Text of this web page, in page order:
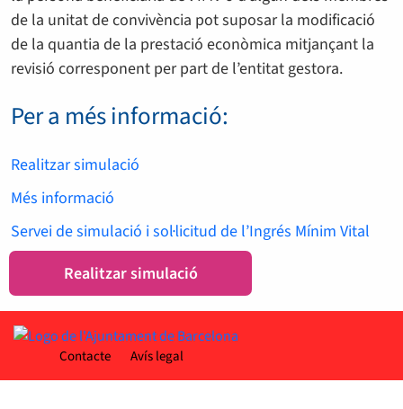
Realitzar simulació
de la unitat de convivència pot suposar la modificació
de la quantia de la prestació econòmica mitjançant la
revisió corresponent per part de l’entitat gestora.
Per a més informació:
Realitzar simulació
Més informació
Servei de simulació i sol·licitud de l’Ingrés Mínim Vital
Contacte Avís legal